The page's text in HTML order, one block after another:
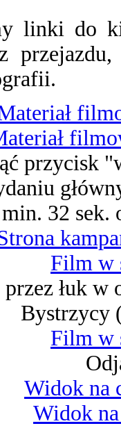
linki do
przycisk
min. 32 sek.
Film w
łuk
Bystrzycy
Film w
Widok na
Widok na